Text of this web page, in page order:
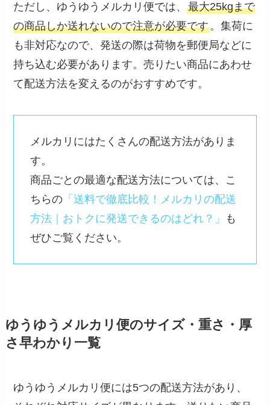
ただし、ゆうゆうメルカリ便では、最大25kgまで
の商品しか送れないので注意が必要です。集荷に
も非対応なので、発送の際は荷物を郵便局などに
持ち込む必要があります。売りたい商品にあわせ
て配送方法を変えるのがおすすめです。
メルカリにはたくさんの配送方法がありま
す。
商品ごとの最適な配送方法については、こ
ちらの 「送料で徹底比較！メルカリの配送
方法｜おトクに発送できるのはどれ？」
も
ぜひご覧ください。
ゆうゆうメルカリ便のサイズ・重さ・厚
さ早わかり一覧
ゆうゆうメルカリ便には5つの配送方法があり、